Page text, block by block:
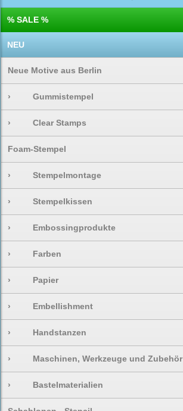
% SALE %
NEU
Neue Motive aus Berlin
› Gummistempel
› Clear Stamps
Foam-Stempel
› Stempelmontage
› Stempelkissen
› Embossingprodukte
› Farben
› Papier
› Embellishment
› Handstanzen
› Maschinen, Werkzeuge und Zubehör
› Bastelmaterialien